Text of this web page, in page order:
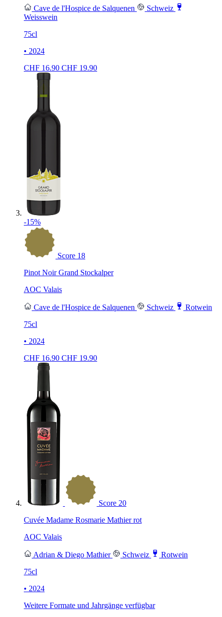
Cave de l'Hospice de Salquenen
Schweiz
Weisswein
75cl
• 2024
CHF 16.90 CHF 19.90
-15%
Score 18
Pinot Noir Grand Stockalper
AOC Valais
Cave de l'Hospice de Salquenen Schweiz
Rotwein
75cl
• 2024
CHF 16.90 CHF 19.90
Score 20
Cuvée Madame Rosmarie Mathier rot
AOC Valais
Adrian & Diego Mathier Schweiz
Rotwein
75cl
• 2024
Weitere Formate und Jahrgänge verfügbar